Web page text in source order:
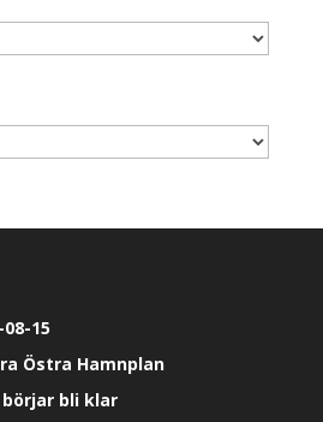
15
Östra Hamnplan
bli klar